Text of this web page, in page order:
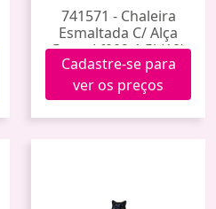
741571 - Chaleira
Esmaltada C/ Alça
Prata Lf002-1.5l (18)
Cadastre-se para
ver os preços